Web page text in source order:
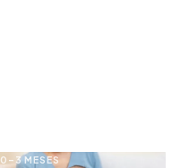
0–3 MESES